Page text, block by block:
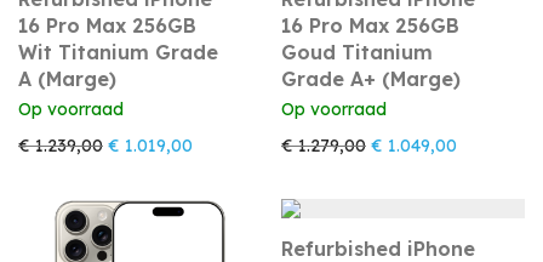
16 Pro Max 256GB
Wit Titanium Grade
A (Marge)
Op voorraad
€1.239,00 Oorspronkelijke prijs was: € 1.239,00.
€ 1.019,00 Huidige prijs is: € 1.019,00.
16 Pro Max 256GB
Goud Titanium
Grade A+ (Marge)
Op voorraad
€1.279,00 Oorspronkelijke prijs
€ 1.049,00
Refurbished iPhone